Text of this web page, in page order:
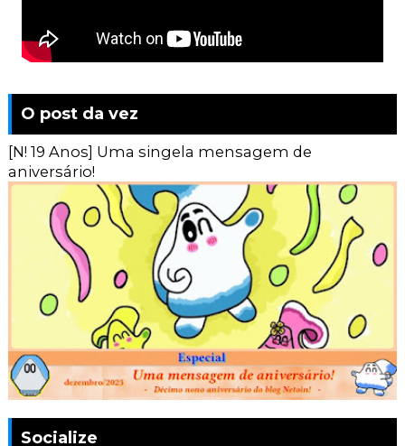
O post da vez
[N! 19 Anos] Uma singela mensagem de
aniversário!
Socialize